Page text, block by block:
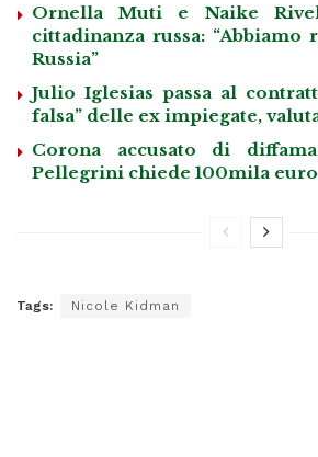
Ornella Muti e Naike
cittadinanza russa:
Russia”
Julio Iglesias passa al
falsa” delle ex impiegate,
Corona accusato di
Pellegrini chiede 100mila euro
Tags: Nicole Kidman